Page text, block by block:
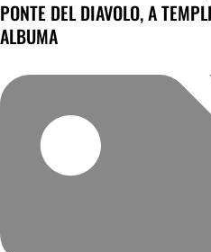
PONTE DEL DIAVOLO, A
ALBUMA